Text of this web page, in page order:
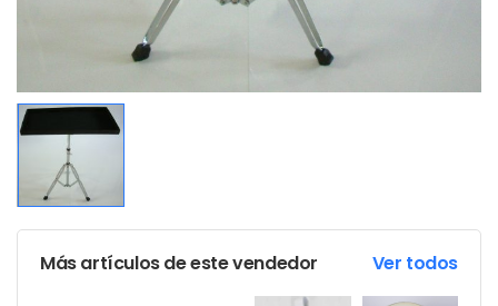
Más artículos de este vendedor Ver todos